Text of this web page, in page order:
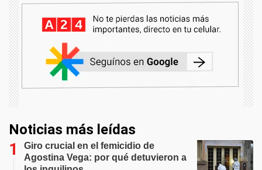
Noticias más leídas
Giro crucial en el femicidio de
Agostina Vega: por qué detuvieron a